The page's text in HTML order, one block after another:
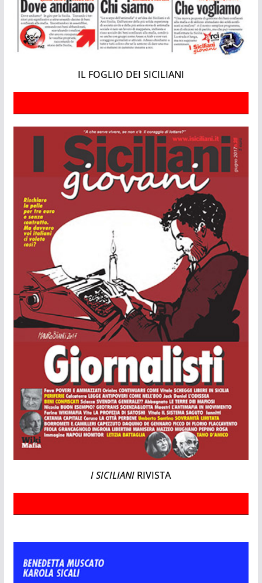
IL FOGLIO DEI SICILIANI
I SICILIANI RIVISTA